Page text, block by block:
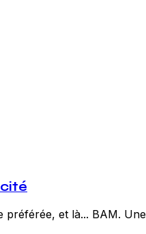
et là... BAM.